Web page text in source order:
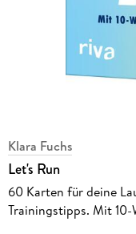
Klara Fuchs
Let's Run
60 Karten für deine
Trainingstipps. Mit